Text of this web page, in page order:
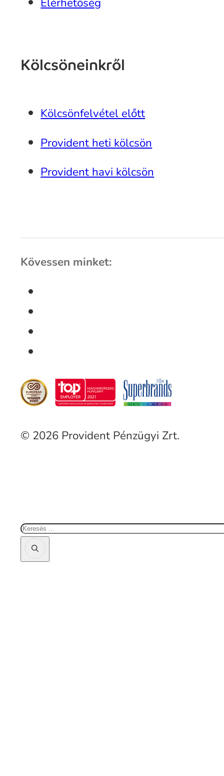
Kölcsöneinkről
Kölcsönfelvétel előtt
Provident heti kölcsön
Provident havi kölcsön
Kövessen minket:
© 2026 Provident Pénzügyi Zrt.
Keresés